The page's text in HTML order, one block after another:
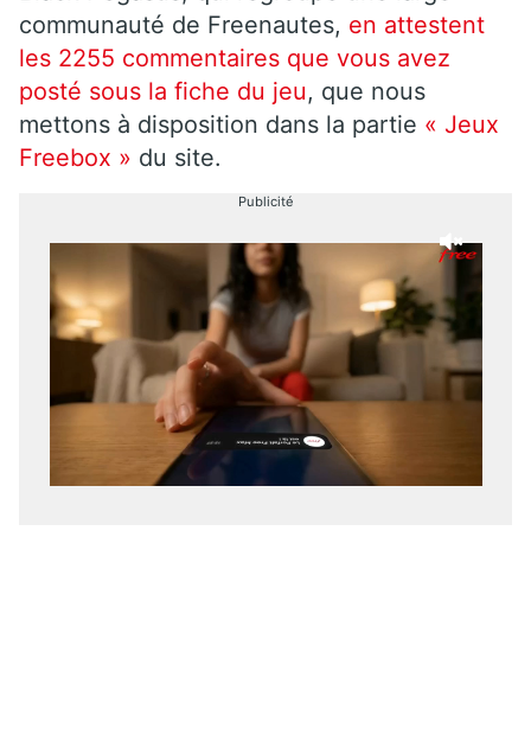
communauté de Freenautes, en attestent
les 2255 commentaires que vous avez
posté sous la fiche du jeu, que nous
mettons à disposition dans la partie « Jeux
Freebox » du site.
Publicité